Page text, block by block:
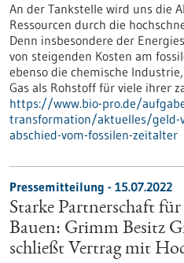
An der Tankstelle wird uns die
Ressourcen durch die
Denn insbesondere der
von steigenden Kosten am
ebenso die chemische
Gas als Rohstoff für viele ihrer
https://www.bio-pro.de/
transformation/aktuelles/geld-
abschied-vom-fossilen-zeitalter
Pressemitteilung - 15.07.2022
Starke Partnerschaft
Bauen: Grimm Besitz
schließt Vertrag mit